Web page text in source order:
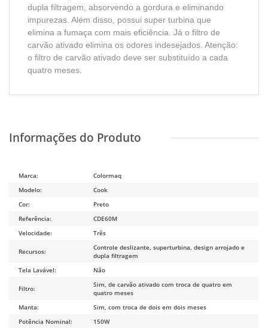
dupla filtragem, absorvendo a gordura e eliminando
impurezas. Além disso, possui super turbina que
elimina a fumaça com mais eficiência. Já o filtro de
carvão ativado elimina os odores indesejados. Atenção:
o filtro de carvão ativado deve ser substituído a cada
quatro meses.
Marca:
Colormaq
Modelo:
Cook
Cor:
Preto
Referência:
CDE60M
Velocidade:
Três
Recursos:
Controle deslizante, superturbina, design arrojado e
dupla filtragem
Tela Lavável:
Não
Filtro:
Sim, de carvão ativado com troca de quatro em
quatro meses
Manta:
Sim, com troca de dois em dois meses
Potência Nominal:
150W